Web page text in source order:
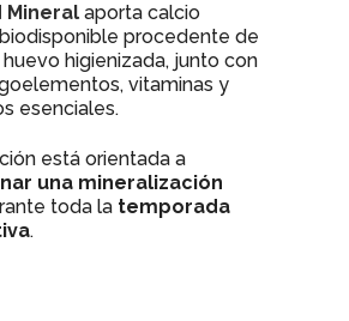
Mineral aporta calcio
procedente de
higienizada, junto con
vitaminas y
esenciales.
está orientada a
una mineralización
toda la temporada
.